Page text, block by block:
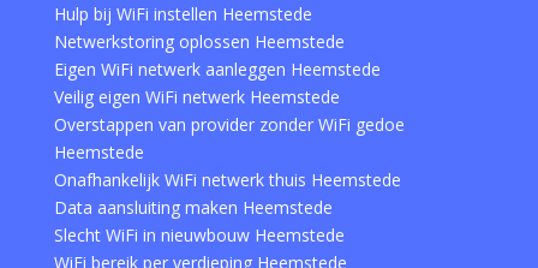
Hulp bij WiFi instellen Heemstede
Netwerkstoring oplossen Heemstede
Eigen WiFi netwerk aanleggen Heemstede
Veilig eigen WiFi netwerk Heemstede
Overstappen van provider zonder WiFi gedoe
Heemstede
Onafhankelijk WiFi netwerk thuis Heemstede
Data aansluiting maken Heemstede
Slecht WiFi in nieuwbouw Heemstede
WiFi bereik per verdieping Heemstede